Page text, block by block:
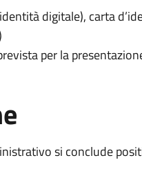
digitale), carta
per la
si conclude